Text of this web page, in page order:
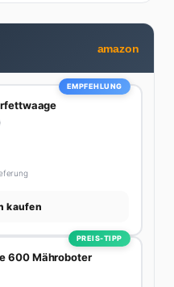
bekommt. Privat ist sie
(3+ Tassen am Tag,
und verbringt ihre
der Natur oder auf dem
amazon
EMPFEHLUNG
kaufen
PREIS-TIPP
600 Mähroboter